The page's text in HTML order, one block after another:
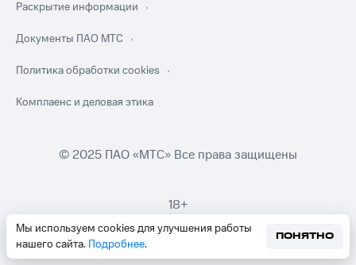
Мы используем cookies для улучшения работы
нашего сайта. Подробнее.
ПОНЯТНО
Раскрытие информации
Документы ПАО МТС
Политика обработки cookies
Комплаенс и деловая этика
© 2025 ПАО «МТС» Все права защищены
18+